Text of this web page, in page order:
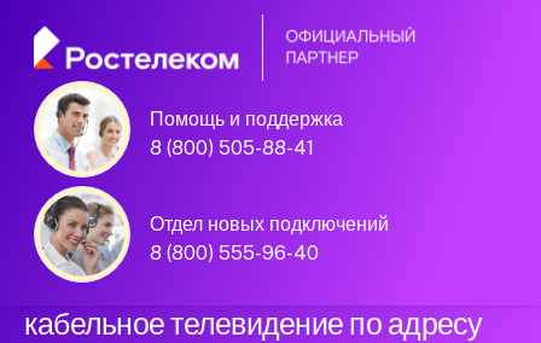
Помощь и поддержка
8 (800) 505-88-41
Отдел новых подключений
8 (800) 555-96-40
Официальный
партнер Ростелеком
Подключили новый интернет и
кабельное телевидение по адресу